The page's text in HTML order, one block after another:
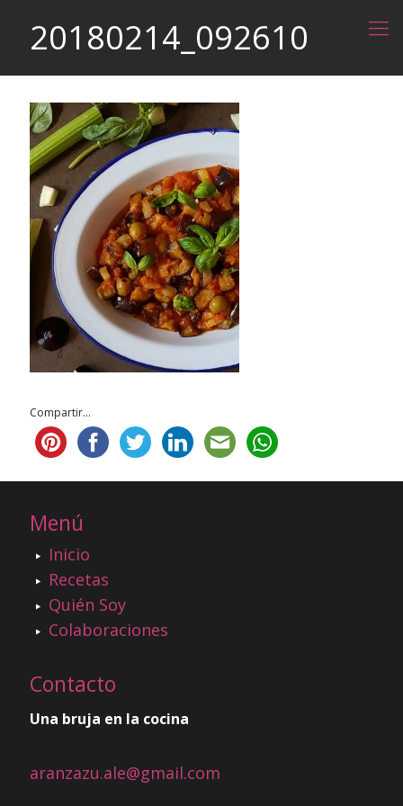
20180214_092610
Compartir...
Menú
Inicio
Recetas
Quién Soy
Colaboraciones
Contacto
Una bruja en la cocina
aranzazu.ale@gmail.com